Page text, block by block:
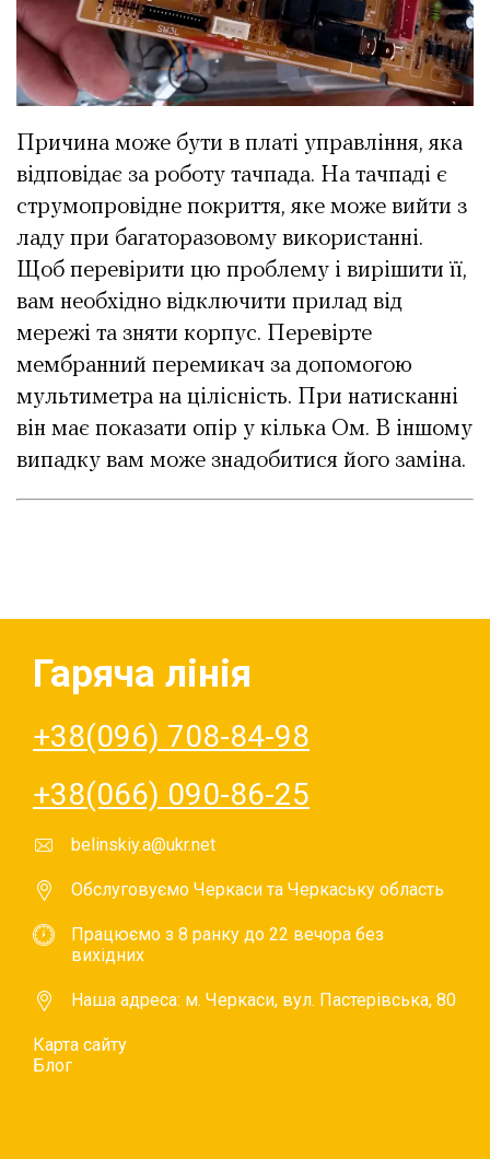
Причина може бути в платі управління, яка
відповідає за роботу тачпада. На тачпаді є
струмопровідне покриття, яке може вийти з
ладу при багаторазовому використанні.
Щоб перевірити цю проблему і вирішити її,
вам необхідно відключити прилад від
мережі та зняти корпус. Перевірте
мембранний перемикач за допомогою
мультиметра на цілісність. При натисканні
він має показати опір у кілька Ом. В іншому
випадку вам може знадобитися його заміна.
Гаряча лінія
+38(096) 708-84-98
+38(066) 090-86-25
belinskiy.a@ukr.net
Обслуговуємо Черкаси та Черкаську область
Працюємо з 8 ранку до 22 вечора без
вихідних
Наша адреса: м. Черкаси, вул. Пастерівська, 80
Карта сайту
Блог